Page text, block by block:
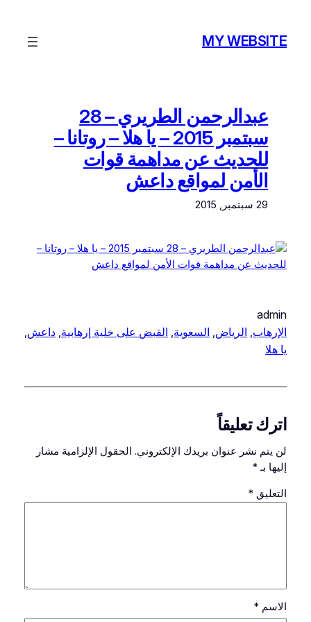
المحتوى
MY WEBSITE
عبدالرحمن الطريري – 28
سبتمبر 2015 – يا هلا – روتانا –
للحديث عن مداهمة قوات
الأمن لمواقع داعش
29 سبتمبر, 2015
admin
الإرهاب الرياض السعوية القبض على خلية إرهابية داعش
يا هلا
اترك تعليقاً
لن يتم نشر عنوان بريدك الإلكتروني. الحقول الإلزامية مشار
إليها بـ*
التعليق *
الاسم *